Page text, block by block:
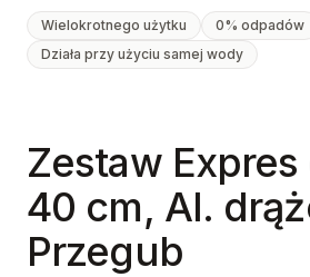
Wielokrotnego użytku
0% odpadów
Działa przy użyciu samej wody
Zestaw
40 cm, Al.
Przegub